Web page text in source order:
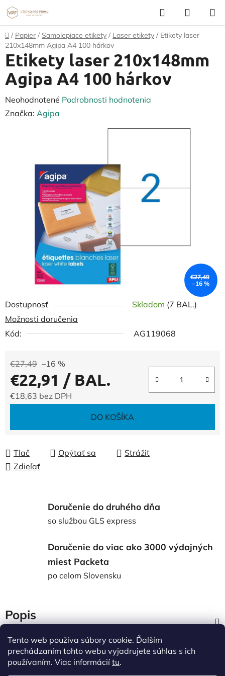
Tento web používa súbory cookie. Ďalším
prechádzaním tohto webu vyjadrujete súhlas s ich
používaním. Viac informáciítu.
Prejsť
na
obsah
Hľadať
KOŠÍK
Domov
/ Papier / Samolepiace etikety / Laser etikety / Etikety laser
210x148mm Agipa A4 100 hárkov
Dostupnosť Skladom (7 BAL.)
Možnosti doručenia
Kód:
AG119068
€27,49 –16 %
€22,91 / BAL.
€18,63 bez DPH
DO KOŠÍKA
Tlač Opýtať sa
Strážiť
Zdieľať
Etikety laser 210x148mm
Agipa A4 100 hárkov
Priemerné
hodnotenie
hviezdičiek.
Neohodnotené Podrobnosti hodnotenia
Značka: Agipa
€27,49
–16 %
Doručenie do druhého dňa
so službou GLS express
Doručenie do viac ako 3000 výdajných
miest Packeta
po celom Slovensku
Popis
Diskusia